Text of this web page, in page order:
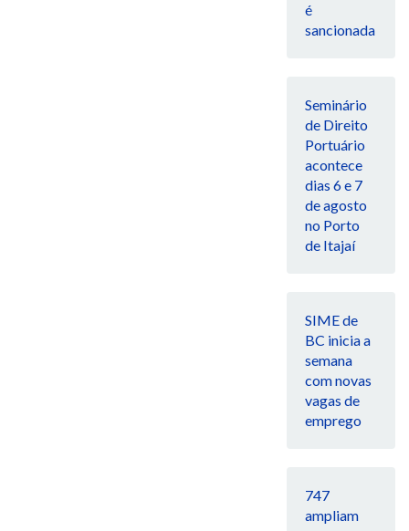
é
sancionada
Seminário
de Direito
Portuário
acontece
dias 6 e 7
de agosto
no Porto
de Itajaí
SIME de
BC inicia a
semana
com novas
vagas de
emprego
747
ampliam